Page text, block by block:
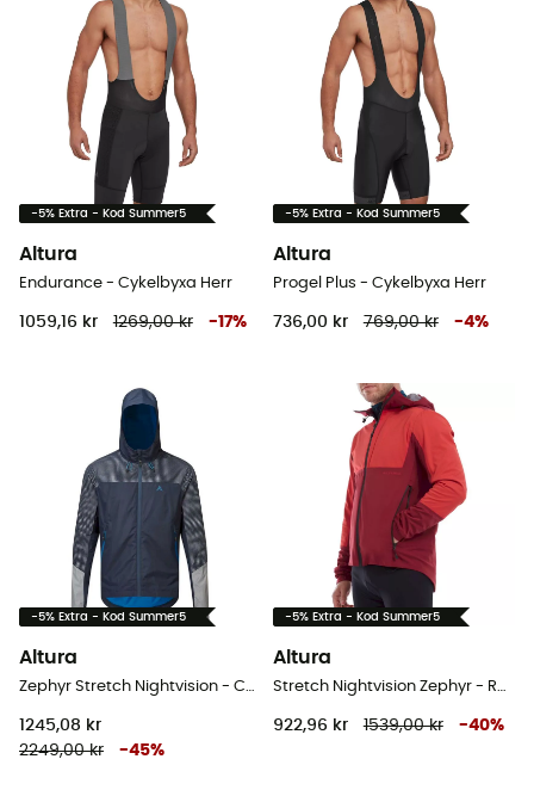
-5% Extra - Kod Summer5
Altura
Endurance - Cykelbyxa Herr
1059,16 kr 1269,00 kr -17%
-5% Extra - Kod Summer5
Altura
Progel Plus - Cykelbyxa Herr
736,00 kr 769,00 kr -4%
-5% Extra - Kod Summer5
Altura
Zephyr Stretch Nightvision - Cykeljacka - Herr
1245,08 kr
2249,00 kr
-45%
-5% Extra - Kod Summer5
Altura
Stretch Nightvision Zephyr - Regnjacka Herr
922,96 kr 1539,00 kr -40%